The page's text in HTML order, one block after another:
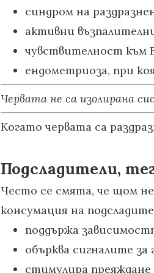
синдром на
активни
чувствителност към
ендометриоза, при
Червата не са изолирана
Когато червата са
Подсладители,
Често се смята, че щом
консумация на
поддържа
обърква сигналите
стимулира преяждане